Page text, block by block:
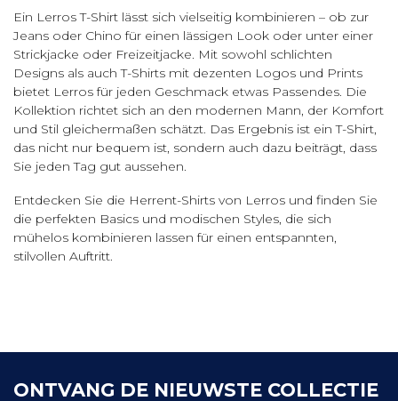
Ein Lerros T-Shirt lässt sich vielseitig kombinieren – ob zur
Jeans oder Chino für einen lässigen Look oder unter einer
Strickjacke oder Freizeitjacke. Mit sowohl schlichten
Designs als auch T-Shirts mit dezenten Logos und Prints
bietet Lerros für jeden Geschmack etwas Passendes. Die
Kollektion richtet sich an den modernen Mann, der Komfort
und Stil gleichermaßen schätzt. Das Ergebnis ist ein T-Shirt,
das nicht nur bequem ist, sondern auch dazu beiträgt, dass
Sie jeden Tag gut aussehen.
Entdecken Sie die Herrent-Shirts von Lerros und finden Sie
die perfekten Basics und modischen Styles, die sich
mühelos kombinieren lassen für einen entspannten,
stilvollen Auftritt.
ONTVANG DE NIEUWSTE COLLECTIE